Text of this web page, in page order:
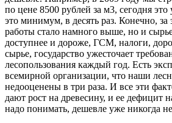
по цене 8500 рублей за м3, сегодня
это минимум, в десять раз. Конечно, за
работы стало намного выше, но и
доступнее и дороже, ГСМ, налоги,
сырье, государство ужесточает
лесопользования каждый год. Есть
всемирной организации, что наши
недооценены в три раза. И все эти
дают рост на древесину, и ее дефицит
надо понимать, дешевле уже никогда